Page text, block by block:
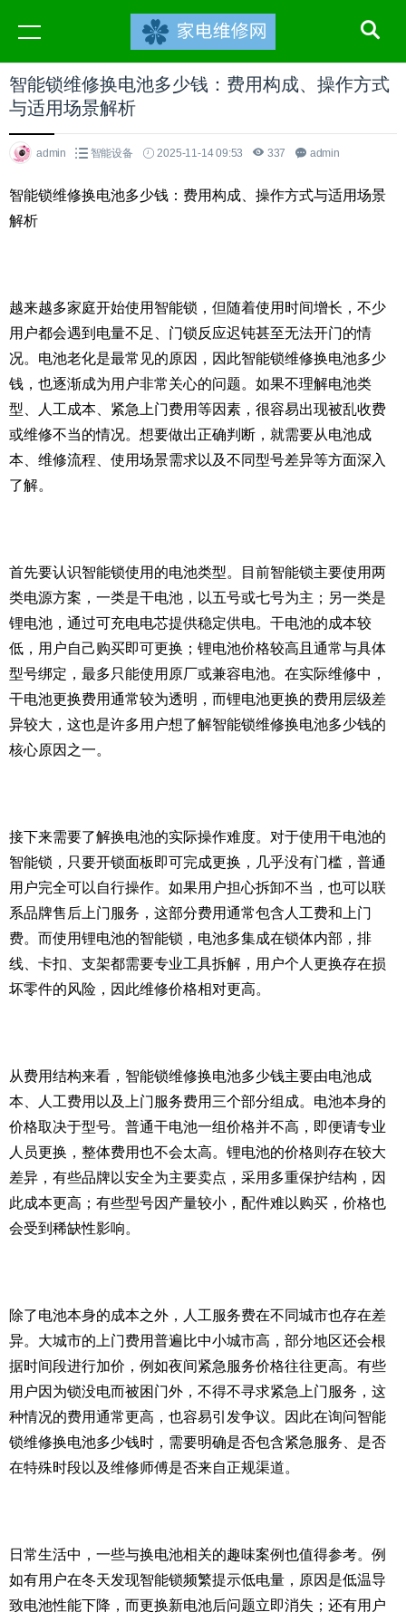
智能锁维修换电池多少钱：费用构成、操作方式
与适用场景解析
admin 智能设备 2025-11-14 09:53 337 admin
智能锁维修换电池多少钱：费用构成、操作方式与适用场景
解析
越来越多家庭开始使用智能锁，但随着使用时间增长，不少
用户都会遇到电量不足、门锁反应迟钝甚至无法开门的情
况。电池老化是最常见的原因，因此智能锁维修换电池多少
钱，也逐渐成为用户非常关心的问题。如果不理解电池类
型、人工成本、紧急上门费用等因素，很容易出现被乱收费
或维修不当的情况。想要做出正确判断，就需要从电池成
本、维修流程、使用场景需求以及不同型号差异等方面深入
了解。
首先要认识智能锁使用的电池类型。目前智能锁主要使用两
类电源方案，一类是干电池，以五号或七号为主；另一类是
锂电池，通过可充电电芯提供稳定供电。干电池的成本较
低，用户自己购买即可更换；锂电池价格较高且通常与具体
型号绑定，最多只能使用原厂或兼容电池。在实际维修中，
干电池更换费用通常较为透明，而锂电池更换的费用层级差
异较大，这也是许多用户想了解智能锁维修换电池多少钱的
核心原因之一。
接下来需要了解换电池的实际操作难度。对于使用干电池的
智能锁，只要开锁面板即可完成更换，几乎没有门槛，普通
用户完全可以自行操作。如果用户担心拆卸不当，也可以联
系品牌售后上门服务，这部分费用通常包含人工费和上门
费。而使用锂电池的智能锁，电池多集成在锁体内部，排
线、卡扣、支架都需要专业工具拆解，用户个人更换存在损
坏零件的风险，因此维修价格相对更高。
从费用结构来看，智能锁维修换电池多少钱主要由电池成
本、人工费用以及上门服务费用三个部分组成。电池本身的
价格取决于型号。普通干电池一组价格并不高，即便请专业
人员更换，整体费用也不会太高。锂电池的价格则存在较大
差异，有些品牌以安全为主要卖点，采用多重保护结构，因
此成本更高；有些型号因产量较小，配件难以购买，价格也
会受到稀缺性影响。
除了电池本身的成本之外，人工服务费在不同城市也存在差
异。大城市的上门费用普遍比中小城市高，部分地区还会根
据时间段进行加价，例如夜间紧急服务价格往往更高。有些
用户因为锁没电而被困门外，不得不寻求紧急上门服务，这
种情况的费用通常更高，也容易引发争议。因此在询问智能
锁维修换电池多少钱时，需要明确是否包含紧急服务、是否
在特殊时段以及维修师傅是否来自正规渠道。
日常生活中，一些与换电池相关的趣味案例也值得参考。例
如有用户在冬天发现智能锁频繁提示低电量，原因是低温导
致电池性能下降，而更换新电池后问题立即消失；还有用户